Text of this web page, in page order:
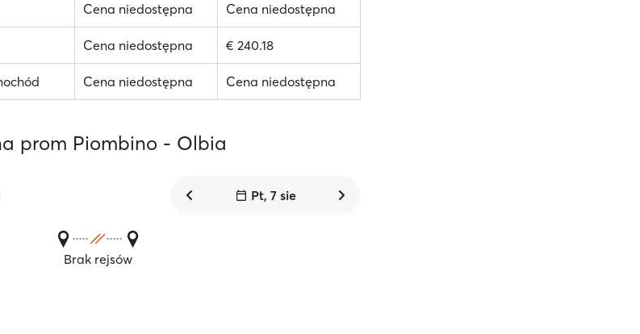
Cena niedostępna Cena niedostępna
Cena niedostępna € 240.18
Cena niedostępna Cena niedostępna
prom Piombino - Olbia
Pt, 7 sie
Brak rejsów